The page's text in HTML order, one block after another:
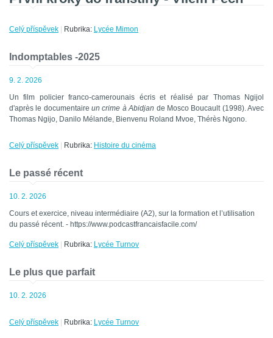
Celý příspěvek Rubrika: Lycée Mimon
Indomptables -2025
9. 2. 2026
Un film policier franco-camerounais écris et réalisé par Thomas Ngijol
d'après le documentaireun crime à Abidjan de Mosco Boucault (1998). Avec
Thomas Ngijo, Danilo Mélande, Bienvenu Roland Mvoe, Thérès Ngono.
Celý příspěvek Rubrika: Histoire du cinéma
Le passé récent
10. 2. 2026
Cours et exercice, niveau intermédiaire (A2), sur la formation et l’utilisation
du passé récent. - https://www.podcastfrancaisfacile.com/
Celý příspěvek Rubrika: Lycée Turnov
Le plus que parfait
10. 2. 2026
Celý příspěvek Rubrika: Lycée Turnov